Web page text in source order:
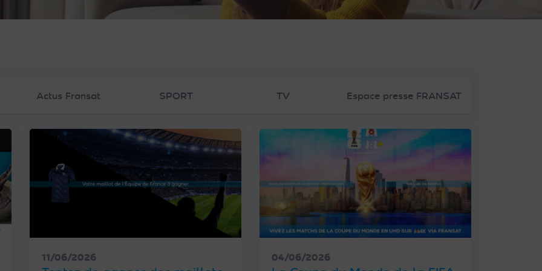
Actus Fransat SPORT TV Espace presse FRANSAT
11/06/2026 04/06/2026